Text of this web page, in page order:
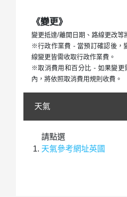
《變更》
變更抵達/離開日期、路線更改等
※行政作業費 - 當預訂確認後，
線變更皆需收取行政作業費。
※取消費用和百分比 - 如果變更
內，將依照取消費用規則收費。
天氣
請點選
天氣參考網址英國